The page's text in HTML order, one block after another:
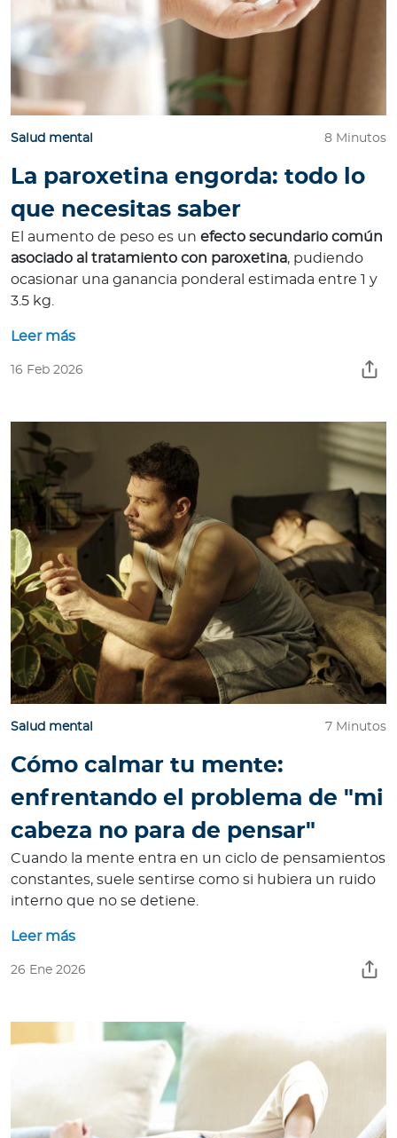
Salud mental 8 Minutos
La paroxetina engorda: todo lo
que necesitas saber
El aumento de peso es un efecto secundario común
asociado al tratamiento con paroxetina, pudiendo
ocasionar una ganancia ponderal estimada entre 1 y
3.5 kg.
Leer más
16 Feb 2026
Salud mental 7 Minutos
Cómo calmar tu mente:
enfrentando el problema de "mi
cabeza no para de pensar"
Cuando la mente entra en un ciclo de pensamientos
constantes, suele sentirse como si hubiera un ruido
interno que no se detiene.
Leer más
26 Ene 2026